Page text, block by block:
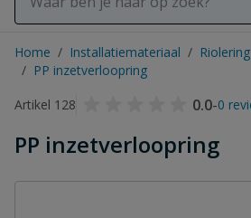
Home / Installatiemateriaal / Riolering
/ PP inzetverloopring
Artikel 128
0.0-0
PP inzetverloopring